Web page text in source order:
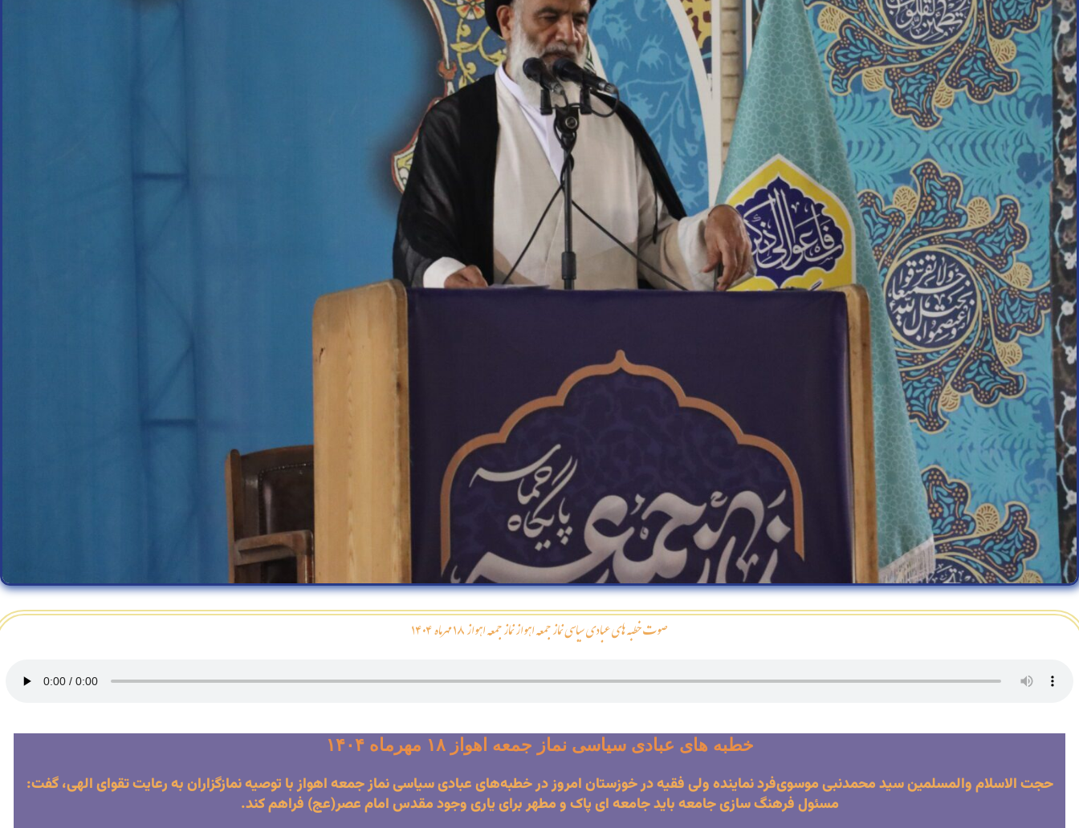
صوت خطبه های عبادی سیاسی نماز جمعه اهواز نماز جمعه اهواز ۱۸ مهرماه ۱۴۰۴
خطبه های عبادی سیاسی نماز جمعه اهواز ۱۸ مهرماه ۱۴۰۴
حجت الاسلام والمسلمین سید محمدنبی موسوی‌فرد نماینده ولی فقیه در خوزستان امروز در خطبه‌های عبادی سیاسی نماز جمعه اهواز با توصیه نمازگزاران به رعایت تقوای الهی، گفت:
مسئول فرهنگ سازی جامعه باید جامعه ای پاک و مطهر برای یاری وجود مقدس امام عصر(عج) فراهم کند.